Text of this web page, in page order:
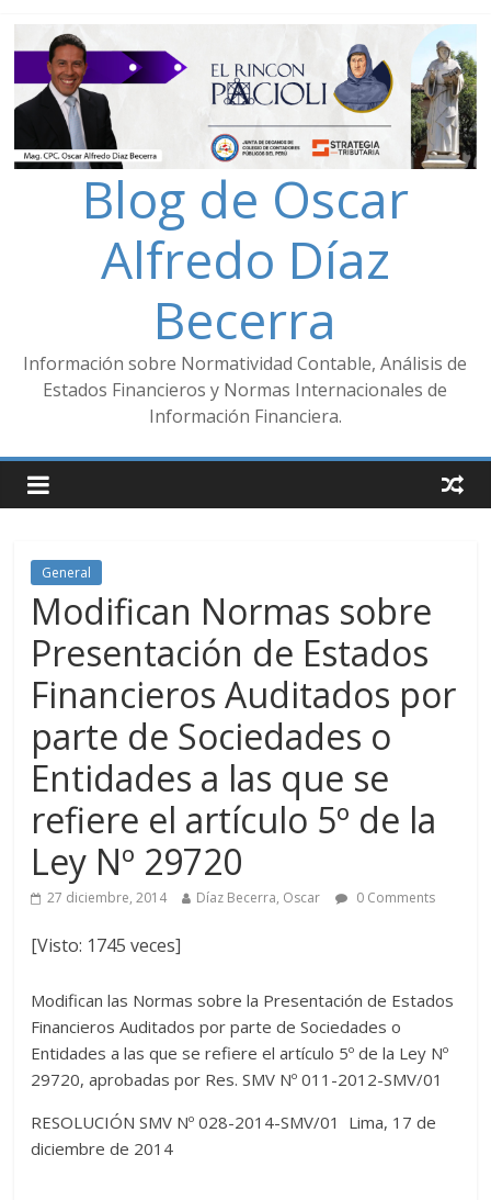
Blog de Oscar
Alfredo Díaz
Becerra
Información sobre Normatividad Contable, Análisis de
Estados Financieros y Normas Internacionales de
Información Financiera.
General
Modifican Normas sobre
Presentación de Estados
Financieros Auditados por
parte de Sociedades o
Entidades a las que se
refiere el artículo 5º de la
Ley Nº 29720
27 diciembre, 2014 Díaz Becerra, Oscar 0 Comments
[Visto: 1745 veces]
Modifican las Normas sobre la Presentación de Estados
Financieros Auditados por parte de Sociedades o
Entidades a las que se refiere el artículo 5º de la Ley Nº
29720, aprobadas por Res. SMV Nº 011-2012-SMV/01
RESOLUCIÓN SMV Nº 028-2014-SMV/01 Lima, 17 de
diciembre de 2014